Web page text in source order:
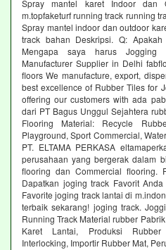
Spray mantel karet Indoor dan
m.topfaketurf running track running
Spray mantel indoor dan outdoor
track bahan Deskripsi. Q:
Mengapa saya harus Jogging
Manufacturer Supplier in Delhi
floors We manufacture, export,
best excellence of Rubber Tiles for
offering our customers with ada
dari PT Bagus Unggul Sejahtera
Flooring Material: Recycle
Playground, Sport Commercial,
PT. ELTAMA PERKASA
perusahaan yang bergerak dalam
flooring dan Commercial flooring.
Dapatkan joging track Favorit
Favorite joging track lantai di
terbaik sekarang! joging track.
Running Track Material rubber
Karet Lantai, Produksi
Interlocking, Importir Rubber Mat,